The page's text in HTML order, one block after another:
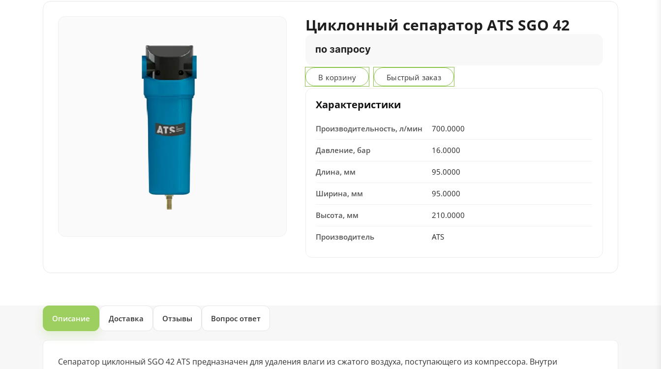
Циклонный сепаратор ATS SGO 42
по запросу
В корзину Быстрый заказ
Характеристики
Производительность, л/мин 700.0000
Давление, бар 16.0000
Длина, мм 95.0000
Ширина, мм 95.0000
Высота, мм 210.0000
Производитель ATS
Описание Доставка Отзывы Вопрос ответ
Сепаратор циклонный SGO 42 ATS предназначен для удаления влаги из сжатого воздуха, поступающего из компрессора. Внутри